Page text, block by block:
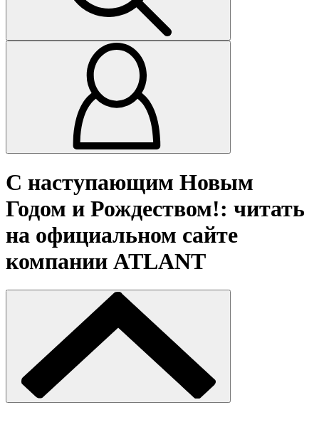
С наступающим Новым
Годом и Рождеством!: читать
на официальном сайте
компании ATLANT